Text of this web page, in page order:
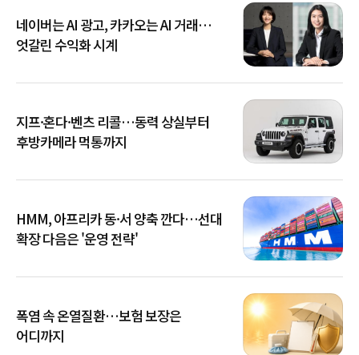
네이버는 AI 광고, 카카오는 AI 거래…
엇갈린 수익화 시계
지프·혼다·벤츠 리콜…동력 상실부터
후방카메라 먹통까지
HMM, 아프리카 동·서 양축 깐다…선대
확장 다음은 '운영 전략'
폭염 속 온열질환…보험 보장은
어디까지